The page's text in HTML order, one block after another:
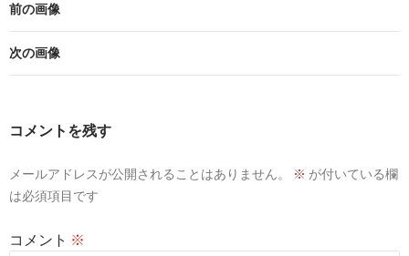
前の画像
次の画像
コメントを残す
メールアドレスが公開されることはありません。 ※ が付いている欄
は必須項目です
コメント ※